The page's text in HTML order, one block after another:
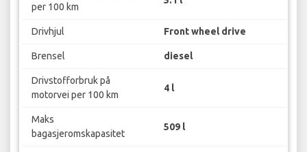
per 100 km
Drivhjul Front wheel drive
Brensel diesel
Drivstofforbruk på
motorvei per 100 km
4 l
Maks
bagasjeromskapasitet
509 l